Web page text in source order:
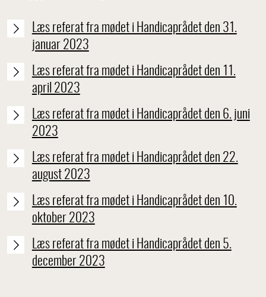
Læs referat fra mødet i Handicaprådet den 31.
januar 2023
Læs referat fra mødet i Handicaprådet den 11.
april 2023
Læs referat fra mødet i Handicaprådet den 6. juni
2023
Læs referat fra mødet i Handicaprådet den 22.
august 2023
Læs referat fra mødet i Handicaprådet den 10.
oktober 2023
Læs referat fra mødet i Handicaprådet den 5.
december 2023